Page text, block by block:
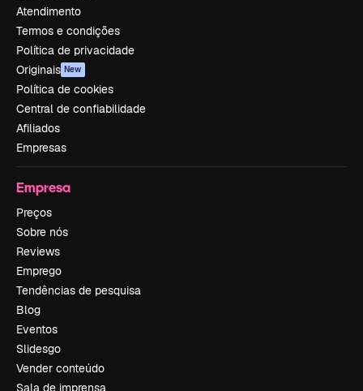
Atendimento
Termos e condições
Política de privacidade
Originais New
Política de cookies
Central de confiabilidade
Afiliados
Empresas
Empresa
Preços
Sobre nós
Reviews
Emprego
Tendências de pesquisa
Blog
Eventos
Slidesgo
Vender conteúdo
Sala de imprensa